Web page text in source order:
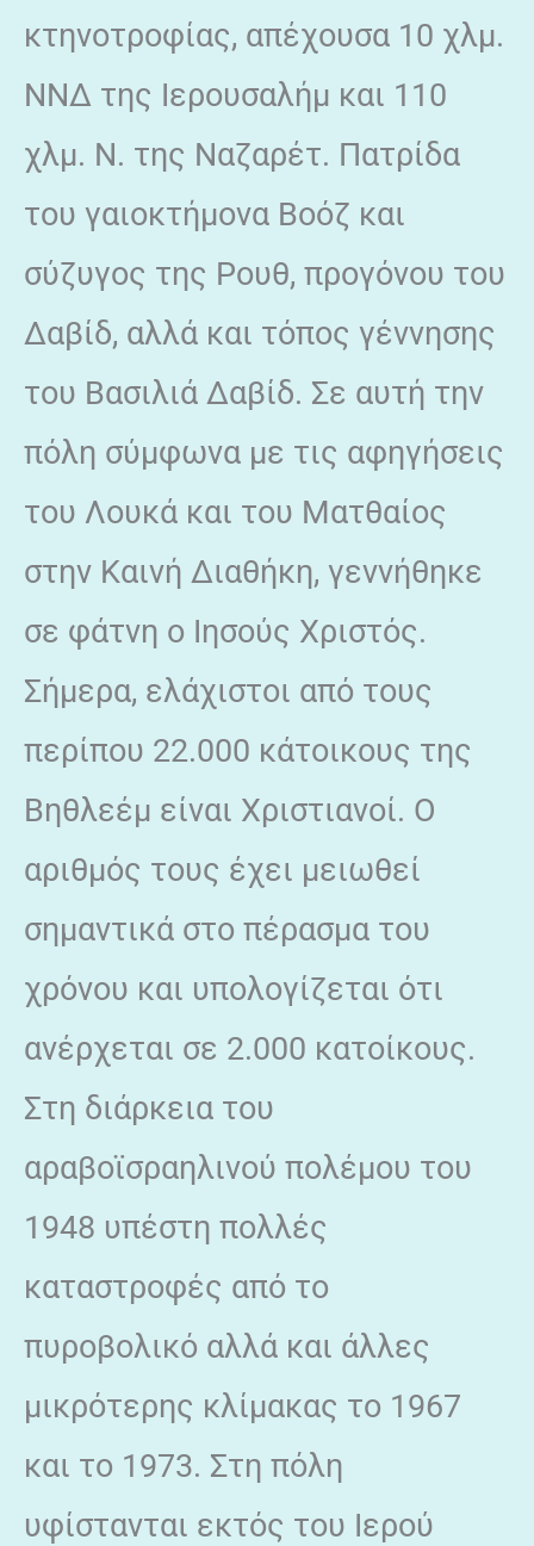
κτηνοτροφίας, απέχουσα 10 χλμ.
ΝΝΔ της Ιερουσαλήμ και 110
χλμ. Ν. της Ναζαρέτ. Πατρίδα
του γαιοκτήμονα Βοόζ και
σύζυγος της Ρουθ, προγόνου του
Δαβίδ, αλλά και τόπος γέννησης
του Βασιλιά Δαβίδ. Σε αυτή την
πόλη σύμφωνα με τις αφηγήσεις
του Λουκά και του Ματθαίος
στην Καινή Διαθήκη, γεννήθηκε
σε φάτνη ο Ιησούς Χριστός.
Σήμερα, ελάχιστοι από τους
περίπου 22.000 κάτοικους της
Βηθλεέμ είναι Χριστιανοί. Ο
αριθμός τους έχει μειωθεί
σημαντικά στο πέρασμα του
χρόνου και υπολογίζεται ότι
ανέρχεται σε 2.000 κατοίκους.
Στη διάρκεια του
αραβοϊσραηλινού πολέμου του
1948 υπέστη πολλές
καταστροφές από το
πυροβολικό αλλά και άλλες
μικρότερης κλίμακας το 1967
και το 1973. Στη πόλη
υφίστανται εκτός του Ιερού